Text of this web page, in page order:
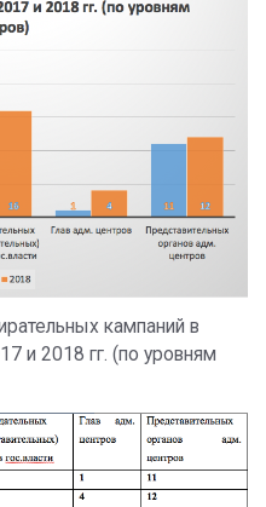
кампаний в
и 2018 гг. (по уровням